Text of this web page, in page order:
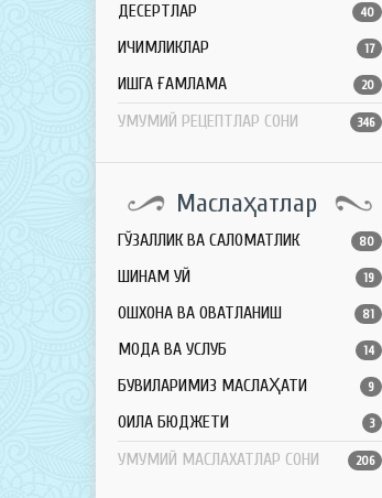
ДЕСЕРТЛАР 40
ИЧИМЛИКЛАР 17
ҚИШГА ҒАМЛАМА 20
УМУМИЙ РЕЦЕПТЛАР СОНИ 346
Маслаҳатлар
ГЎЗАЛЛИК ВА САЛОМАТЛИК 80
ШИНАМ УЙ 19
ОШХОНА ВА ОВҚАТЛАНИШ 81
МОДА ВА УСЛУБ 14
БУВИЛАРИМИЗ МАСЛАҲАТИ 9
ОИЛА БЮДЖЕТИ 3
УМУМИЙ МАСЛАХАТЛАР СОНИ 206